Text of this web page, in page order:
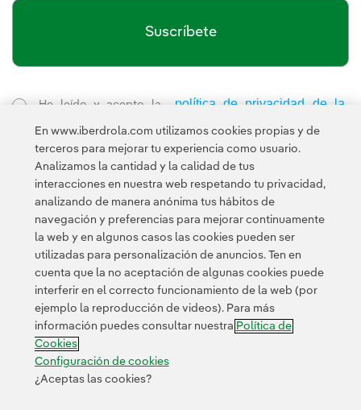
Suscríbete
He leído y acepto la
política de privacidad de la
Newsletter
Enlace externo, se abre en ventana nueva.
Esta página está protegida por reCAPTCHA y se aplican la
Política de privacidad y los
Contacta Política de Privacidad Información legal
Transparencia en el uso de la IA Política de cookies
Configuración de cookies Accesibilidad Canal de denuncias
© 2026 Iberdrola, S.A. Reservados todos los derechos.
En www.iberdrola.com utilizamos cookies propias y de
terceros para mejorar tu experiencia como usuario.
Analizamos la cantidad y la calidad de tus
interacciones en nuestra web respetando tu privacidad,
analizando de manera anónima tus hábitos de
navegación y preferencias para mejorar continuamente
la web y en algunos casos las cookies pueden ser
utilizadas para personalización de anuncios. Ten en
cuenta que la no aceptación de algunas cookies puede
interferir en el correcto funcionamiento de la web (por
ejemplo la reproducción de videos). Para más
información puedes consultar nuestra Política de
Cookies
Configuración de cookies
¿Aceptas las cookies?